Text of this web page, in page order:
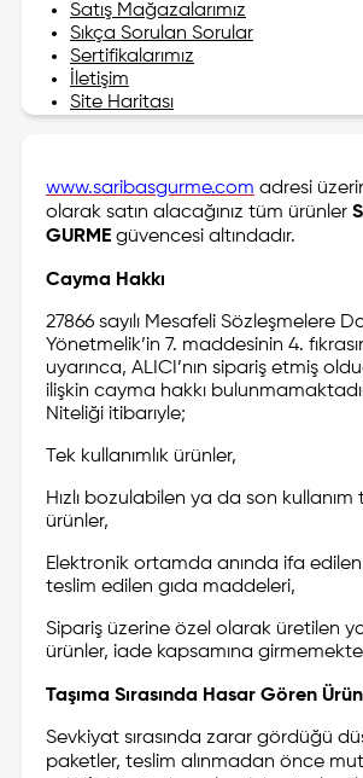
Satış Mağazalarımız
Sıkça Sorulan Sorular
Sertifikalarımız
İletişim
Site Haritası
www.saribasgurme.com adresi
olarak satın alacağınız tüm ürünler
GURME güvencesi altındadır.
Cayma Hakkı
27866 sayılı Mesafeli Sözleşmelere
Yönetmelik’in 7. maddesinin 4.
uyarınca, ALICI’nın sipariş etmiş
ilişkin cayma hakkı
Niteliği itibarıyle;
Tek kullanımlık ürünler,
Hızlı bozulabilen ya da son kullanım
ürünler,
Elektronik ortamda anında ifa edilen
teslim edilen gıda maddeleri,
Sipariş üzerine özel olarak üretilen
ürünler, iade kapsamına
Taşıma Sırasında Hasar Gören
Sevkiyat sırasında zarar gördüğü
paketler, teslim alınmadan önce